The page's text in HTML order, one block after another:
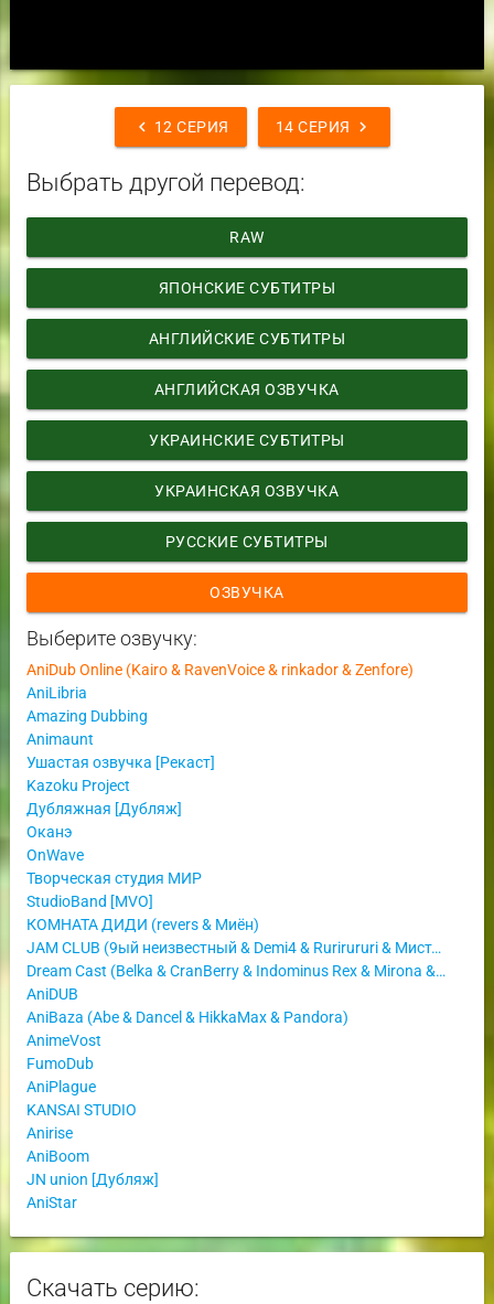
chevron_left 12 СЕРИЯ chevron_right
14 СЕРИЯ
Выбрать другой перевод:
RAW
ЯПОНСКИЕ СУБТИТРЫ
АНГЛИЙСКИЕ СУБТИТРЫ
АНГЛИЙСКАЯ ОЗВУЧКА
УКРАИНСКИЕ СУБТИТРЫ
УКРАИНСКАЯ ОЗВУЧКА
РУССКИЕ СУБТИТРЫ
ОЗВУЧКА
Выберите озвучку:
AniDub Online (Kairo & RavenVoice & rinkador & Zenfore)
AniLibria
Amazing Dubbing
Animaunt
Ушастая озвучка [Рекаст]
Kazoku Project
Дубляжная [Дубляж]
Оканэ
OnWave
Творческая студия МИР
StudioBand [MVO]
КОМНАТА ДИДИ (revers & Миён)
JAM CLUB (9ый неизвестный & Demi4 & Rurirururi & Мистер Бебрик)
Dream Cast (Belka & CranBerry & Indominus Rex & Mirona & Sergey Vasya & SteycheR)
AniDUB
AniBaza (Abe & Dancel & HikkaMax & Pandora)
AnimeVost
FumoDub
AniPlague
KANSAI STUDIO
Anirise
AniBoom
JN union [Дубляж]
AniStar
Скачать серию: